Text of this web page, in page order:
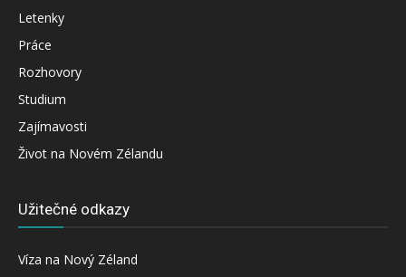
Letenky
Práce
Rozhovory
Studium
Zajímavosti
Život na Novém Zélandu
Užitečné odkazy
Víza na Nový Zéland